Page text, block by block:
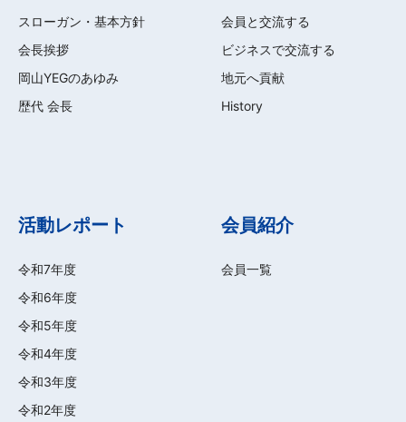
スローガン・基本方針
会長挨拶
岡山YEGのあゆみ
歴代 会長
会員と交流する
ビジネスで交流する
地元へ貢献
History
活動レポート
令和7年度
令和6年度
令和5年度
令和4年度
令和3年度
令和2年度
会員紹介
会員一覧